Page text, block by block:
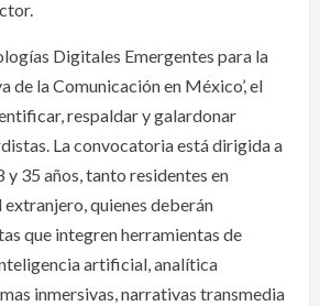
Digitales Emergentes para la
de la Comunicación en México’, el
respaldar y galardonar
La convocatoria está dirigida a
y 35 años, tanto residentes en
quienes deberán
que integren herramientas de
artificial, analítica
inmersivas, narrativas transmedia